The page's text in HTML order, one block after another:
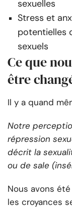
sexuelles
Stress et
potentielles
sexuels
Ce que
être
Il y a quand
Notre
répression
décrit la
ou de sale
Nous avons
les croyances